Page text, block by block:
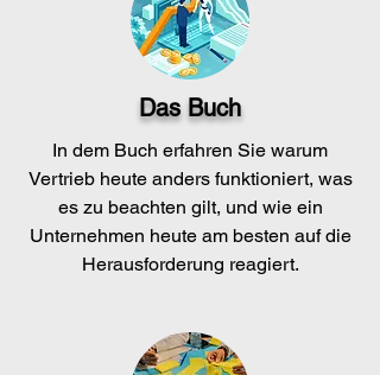
Das Buch
In dem Buch erfahren Sie warum
Vertrieb heute anders funktioniert, was
es zu beachten gilt, und wie ein
Unternehmen heute am besten auf die
Herausforderung reagiert.